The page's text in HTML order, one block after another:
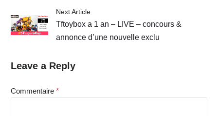
Next Article
Tftoybox a 1 an – LIVE – concours &
annonce d’une nouvelle exclu
Leave a Reply
Commentaire *